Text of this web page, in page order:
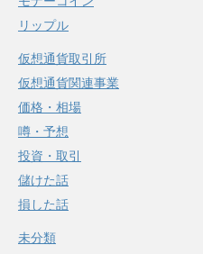
リップル
仮想通貨取引所
仮想通貨関連事業
価格・相場
噂・予想
投資・取引
儲けた話
損した話
未分類